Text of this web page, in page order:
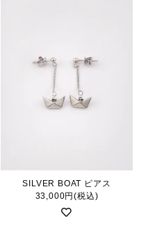
SILVER BOAT ピアス
33,000円(税込)